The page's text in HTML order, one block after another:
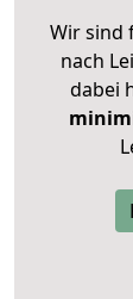
Wir sind
nach
dabei